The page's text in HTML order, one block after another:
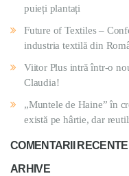
puieți plantați
Future of Textiles –
industria textilă din
Viitor Plus intră într-o
Claudia!
„Muntele de Haine” în
există pe hârtie, dar
COMENTARII RECENTE
ARHIVE